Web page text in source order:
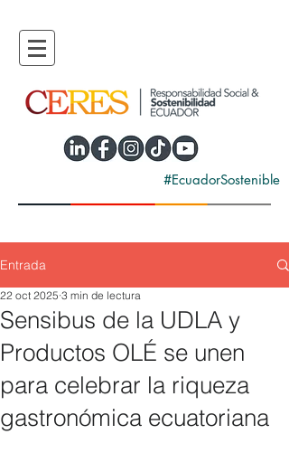
#EcuadorSostenible
Entrada
Sensibus de la UDLA y
Productos OLÉ se unen
para celebrar la riqueza
gastronómica ecuatoriana
22 oct 2025 3 min de lectura